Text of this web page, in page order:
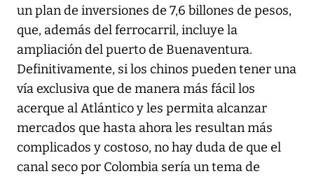
un plan de inversiones de 7,6 billones de pesos,
que, además del ferrocarril, incluye la
ampliación del puerto de Buenaventura.
Definitivamente, si los chinos pueden tener una
vía exclusiva que de manera más fácil los
acerque al Atlántico y les permita alcanzar
mercados que hasta ahora les resultan más
complicados y costoso, no hay duda de que el
canal seco por Colombia sería un tema de